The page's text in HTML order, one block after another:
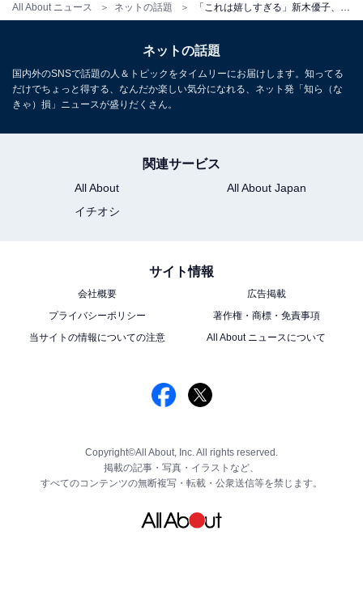
All About ニュース ネットの話題
ネットの話題
国内外のSNSで話題の人＆トピックをタイムリーにお届けします。知ってる
だけでちょっと得する、なんだか楽しい気分になれる、ネット発「知ら（な
きゃ）損」ニュースが盛りだくさん。
関連サービス
All About
All About Japan
イチオシ
サイト情報
会社概要
広告掲載
プライバシーポリシー
著作権・商標・免責事項
当サイトの情報についての注意
All About ニュースについて
Copyright©All About, Inc. All rights reserved.
掲載の記事・写真・イラストなど、
すべてのコンテンツの無断複写・転載・公衆送信等を禁じます。